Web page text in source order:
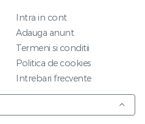
Intra in cont
Adauga anunt
Termeni si conditii
Politica de cookies
Intrebari frecvente